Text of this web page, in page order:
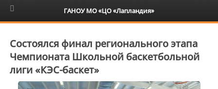
6+
Состоялся финал регионального этапа
Чемпионата Школьной баскетбольной
лиги «КЭС-баскет»
ГАНОУ МО «ЦО «Лапландия»